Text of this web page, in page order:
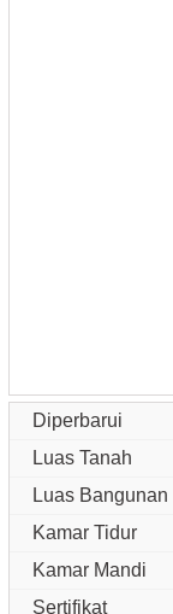
Diperbarui
Luas Tanah
Luas Bangunan
Kamar Tidur
Kamar Mandi
Sertifikat